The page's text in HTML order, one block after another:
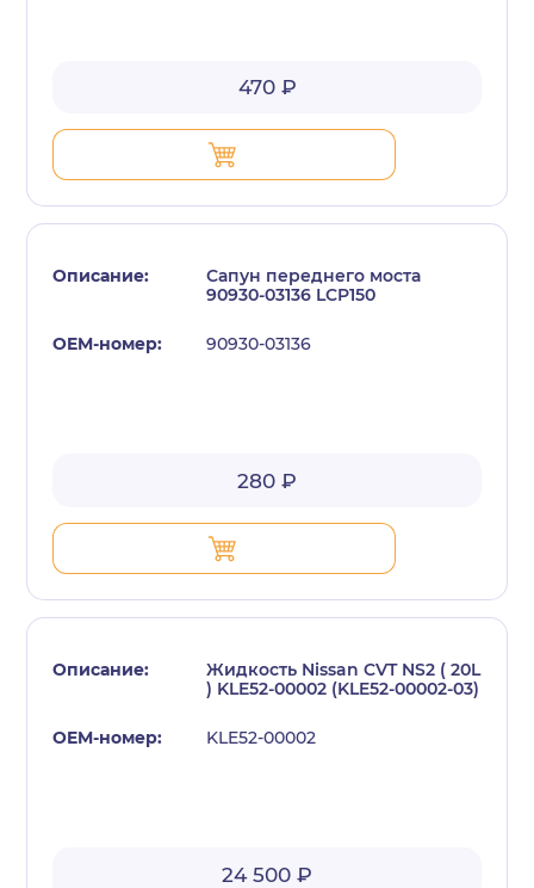
470 ₽
Сапун переднего моста
90930-03136 LCP150
90930-03136
280 ₽
Жидкость Nissan CVT NS2 ( 20L
) KLE52-00002 (KLE52-00002-03)
KLE52-00002
24 500 ₽